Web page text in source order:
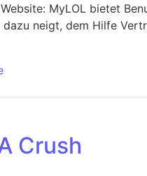
MyLOL bietet
neigt, dem Hilfe
Crush